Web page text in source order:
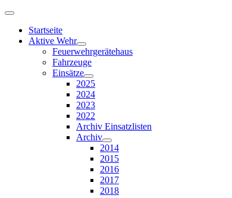
Startseite
Aktive Wehr
Feuerwehrgerätehaus
Fahrzeuge
Einsätze
2025
2024
2023
2022
Archiv Einsatzlisten
Archiv
2014
2015
2016
2017
2018